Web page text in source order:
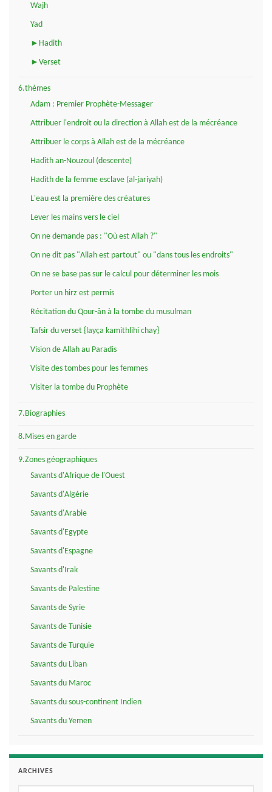
Wajh
Yad
►Hadith
►Verset
6.thèmes
Adam : Premier Prophète-Messager
Attribuer l'endroit ou la direction à Allah est de la mécréance
Attribuer le corps à Allah est de la mécréance
Hadith an-Nouzoul (descente)
Hadith de la femme esclave (al-jariyah)
L'eau est la première des créatures
Lever les mains vers le ciel
On ne demande pas : "Où est Allah ?"
On ne dit pas "Allah est partout" ou "dans tous les endroits"
On ne se base pas sur le calcul pour déterminer les mois
Porter un hirz est permis
Récitation du Qour-ân à la tombe du musulman
Tafsir du verset {layça kamithlihi chay}
Vision de Allah au Paradis
Visite des tombes pour les femmes
Visiter la tombe du Prophète
7.Biographies
8.Mises en garde
9.Zones géographiques
Savants d'Afrique de l'Ouest
Savants d'Algérie
Savants d'Arabie
Savants d'Egypte
Savants d'Espagne
Savants d'Irak
Savants de Palestine
Savants de Syrie
Savants de Tunisie
Savants de Turquie
Savants du Liban
Savants du Maroc
Savants du sous-continent Indien
Savants du Yemen
ARCHIVES